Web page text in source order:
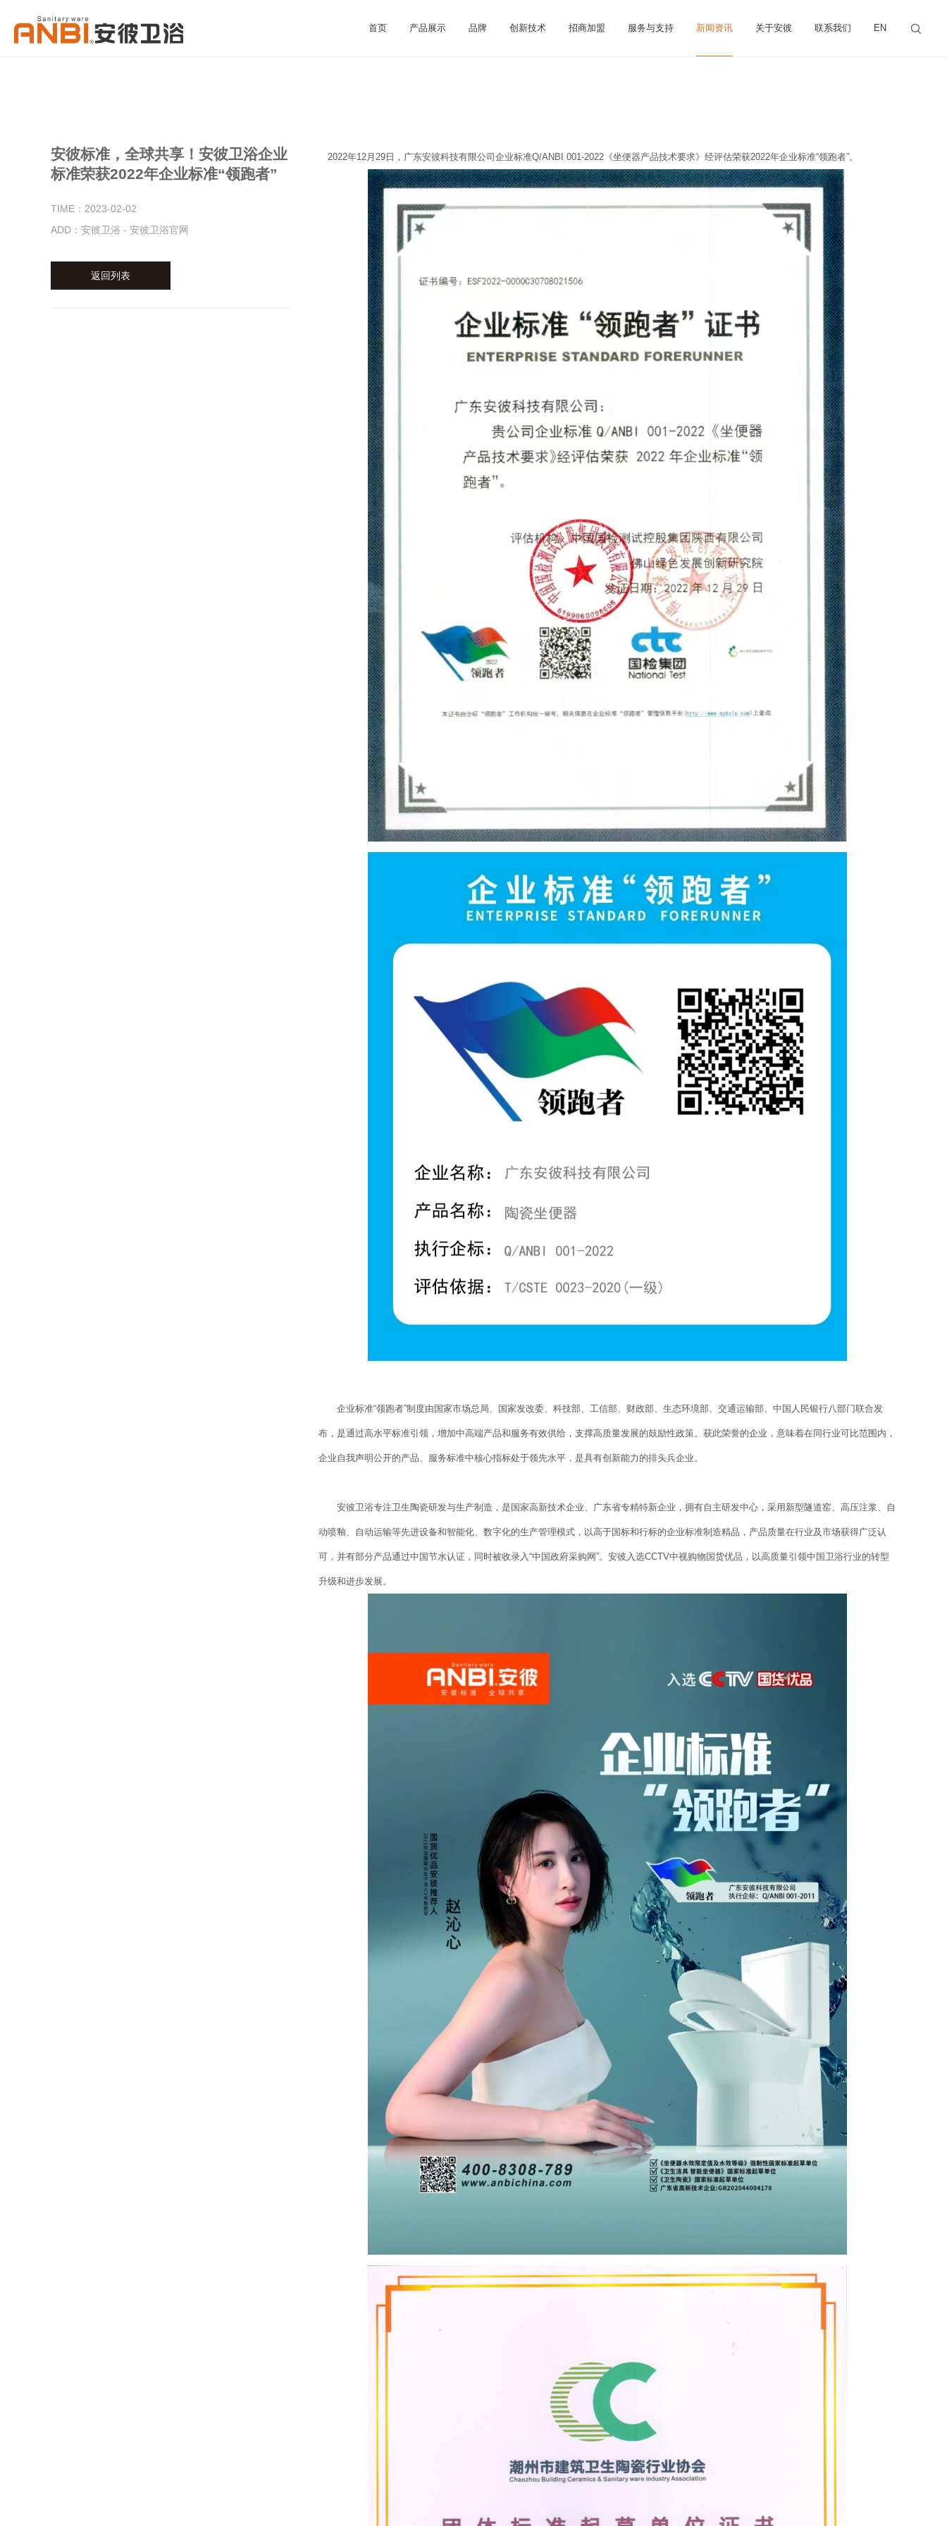
首页 产品展示 品牌 创新技术 招商加盟 服务与支持 新闻资讯 关于安彼 联系我们 EN
安彼标准，全球共享！安彼卫浴企业
标准荣获2022年企业标准“领跑者”
TIME：2023-02-02
ADD：安彼卫浴 - 安彼卫浴官网
返回列表
2022年12月29日，广东安彼科技有限公司企业标准Q/ANBI 001-2022《坐便器产品技术要求》经评估荣获2022年企业标准“领跑者”。
企业标准“领跑者”制度由国家市场总局、国家发改委、科技部、工信部、财政部、生态环境部、交通运输部、中国人民银行八部门联合发
布，是通过高水平标准引领，增加中高端产品和服务有效供给，支撑高质量发展的鼓励性政策。获此荣誉的企业，意味着在同行业可比范围内，
企业自我声明公开的产品、服务标准中核心指标处于领先水平，是具有创新能力的排头兵企业。
安彼卫浴专注卫生陶瓷研发与生产制造，是国家高新技术企业、广东省专精特新企业，拥有自主研发中心，采用新型隧道窑、高压注浆、自
动喷釉、自动运输等先进设备和智能化、数字化的生产管理模式，以高于国标和行标的企业标准制造精品，产品质量在行业及市场获得广泛认
可，并有部分产品通过中国节水认证，同时被收录入“中国政府采购网”。安彼入选CCTV中视购物国货优品，以高质量引领中国卫浴行业的转型
升级和进步发展。